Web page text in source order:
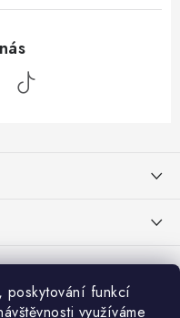
poskytování funkcí
využíváme
zažívání